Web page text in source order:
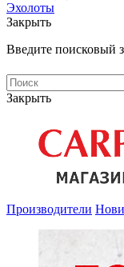
Эхолоты
Закрыть
Введите поисковый
Закрыть
Производители